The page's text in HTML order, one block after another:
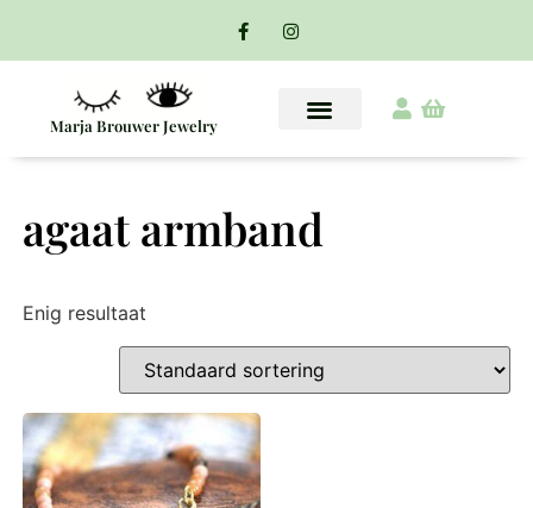
Marja Brouwer Jewelry
agaat armband
Enig resultaat